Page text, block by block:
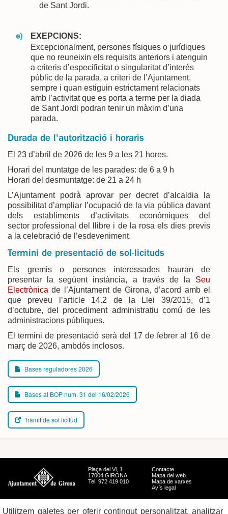
de Sant Jordi.
EXEPCIONS:
Excepcionalment, persones físiques o jurídiques
que no reuneixin els requisits anteriors i atenguin
a criteris d’especificitat o singularitat d’interès
públic de la parada, a criteri de l’Ajuntament,
sempre i quan estiguin estrictament relacionats
amb l’activitat que es porta a terme per la diada
de Sant Jordi podran tenir un màxim d’una
parada.
Durada de l'autorització i horaris
El 23 d’abril de 2026 de les 9 a les 21 hores.
Horari del muntatge de les parades: de 6 a 9 h
Horari del desmuntatge: de 21 a 24 h
L’Ajuntament podrà aprovar per decret d’alcaldia la
possibilitat d’ampliar l’ocupació de la via pública davant
dels establiments d’activitats econòmiques del
sector professional del llibre i de la rosa els dies previs
a la celebració de l’esdeveniment.
Termini de presentació de sol·licituds
Els gremis o persones interessades hauran de
presentar la següent instància, a través de la Seu
Electrònica de l’Ajuntament de Girona, d’acord amb el
que preveu l’article 14.2 de la Llei 39/2015, d’1
d’octubre, del procediment administratiu comú de les
administracions públiques.
El termini de presentació serà del 17 de febrer al 16 de
març de 2026, ambdós inclosos.
Bases reguladores 2026
Bases al BOP num. 31 del 16/02/2026
Tràmit de sol·licitud
Plaça del Vi, 1
17004 GIRONA
Tel. 972 419 010
Contacte
Mapa del web
Mapa de xarxes
Avís legal
Utilitzem galetes per oferir contingut personalitzat, analitzar